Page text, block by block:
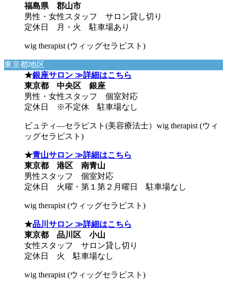
福島県 郡山市
男性・女性スタッフ サロン貸し切り
定休日 月・火 駐車場あり
wig therapist (ウィッグセラピスト)
東京都地区
★銀座サロン ≫詳細はこちら
東京都 中央区 銀座
男性・女性スタッフ 個室対応
定休日 ※不定休 駐車場なし
ビュティ―セラピスト(美容療法士）wig therapist (ウィ
ッグセラピスト)
★青山サロン ≫詳細はこちら
東京都 港区 南青山
男性スタッフ 個室対応
定休日 火曜・第１第２月曜日 駐車場なし
wig therapist (ウィッグセラピスト)
★品川サロン ≫詳細はこちら
東京都 品川区 小山
女性スタッフ サロン貸し切り
定休日 火 駐車場なし
wig therapist (ウィッグセラピスト)